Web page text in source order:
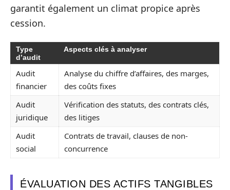
garantit également un climat propice après
cession.
Type
d’audit
Aspects clés à analyser
Audit
financier
Analyse du chiffre d’affaires, des marges,
des coûts fixes
Audit
juridique
Vérification des statuts, des contrats clés,
des litiges
Audit
social
Contrats de travail, clauses de non-
concurrence
ÉVALUATION DES ACTIFS TANGIBLES